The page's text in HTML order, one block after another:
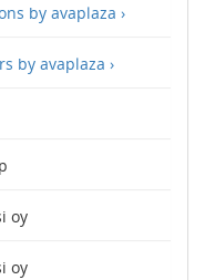
by avaplaza ›
by avaplaza ›
oy
oy